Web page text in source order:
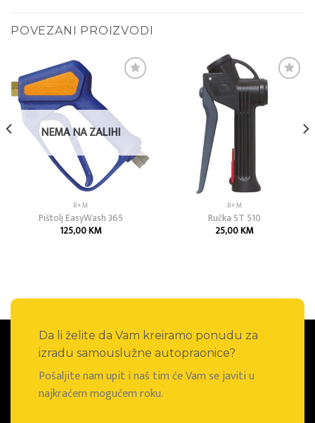
POVEZANI PROIZVODI
NEMA NA ZALIHI
R+M
Pištolj EasyWash 365
125,00KM
R+M
Ručka ST 510
25,00KM
Da li želite da Vam kreiramo ponudu za
izradu samouslužne autopraonice?
Pošaljite nam upit i naš tim će Vam se javiti u
najkraćem mogućem roku.